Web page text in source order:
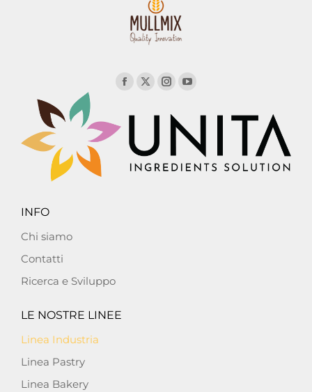
INFO
Chi siamo
Contatti
Ricerca e Sviluppo
LE NOSTRE LINEE
Linea Industria
Linea Pastry
Linea Bakery